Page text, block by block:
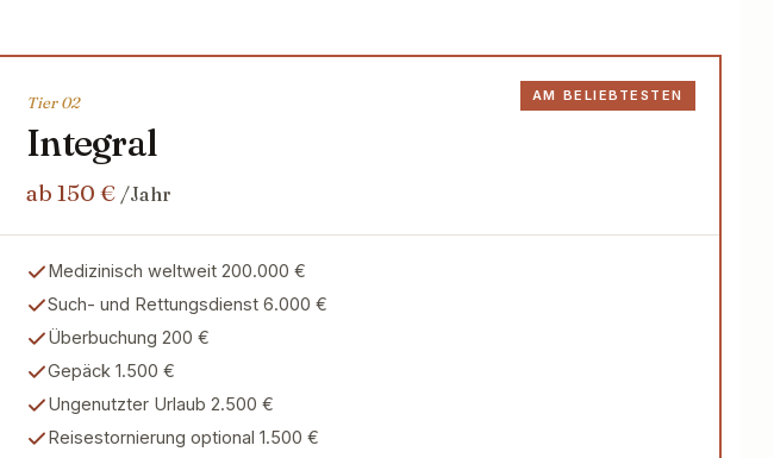
AM BELIEBTESTEN
Tier 02
Integral
ab 150 € /Jahr
Medizinisch weltweit 200.000 €
Such- und Rettungsdienst 6.000 €
Überbuchung 200 €
Gepäck 1.500 €
Ungenutzter Urlaub 2.500 €
Reisestornierung optional 1.500 €